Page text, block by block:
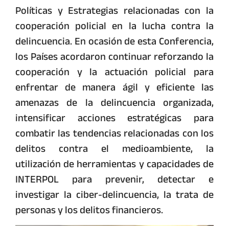
Políticas y Estrategias relacionadas con la
cooperación policial en la lucha contra la
delincuencia.En ocasión de esta Conferencia,
los Países acordaron continuar reforzando la
cooperación y la actuación policial para
enfrentar de manera ágil y eficiente las
amenazas de la delincuencia organizada,
intensificar acciones estratégicas para
combatir las tendencias relacionadas con los
delitos contra el medioambiente, la
utilización de herramientas y capacidades de
INTERPOL para prevenir, detectar e
investigar la ciber-delincuencia, la trata de
personas y los delitos financieros.